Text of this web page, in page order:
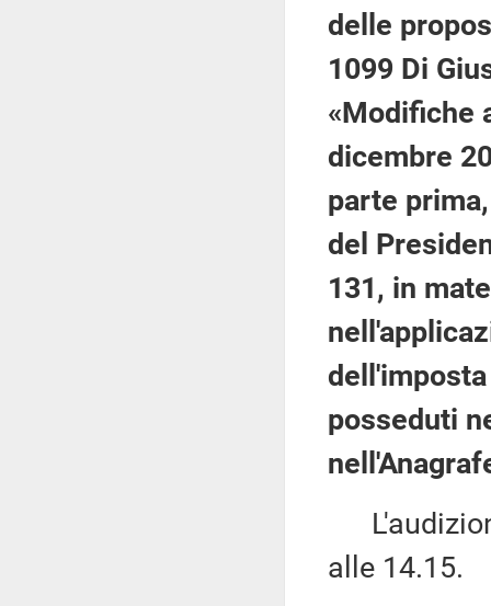
delle
1099 Di
«Modifiche
dicembre
parte
del
131, in
posseduti
alle 14.15.